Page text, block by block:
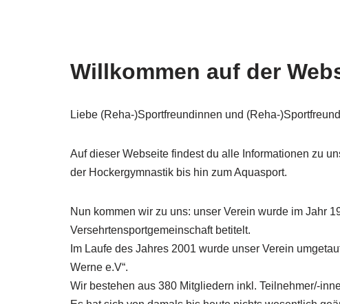
Willkommen auf der
Liebe (Reha-)Sportfreundinnen und (Reha-
Auf dieser Webseite findest du alle Informationen zu
der Hockergymnastik bis hin zum Aquasport.
Nun kommen wir zu uns: unser Verein wurde im Jahr
Versehrtensportgemeinschaft betitelt.
Im Laufe des Jahres 2001 wurde unser Verein
Werne e.V“.
Wir bestehen aus 380 Mitgliedern inkl. Teilnehmer/-